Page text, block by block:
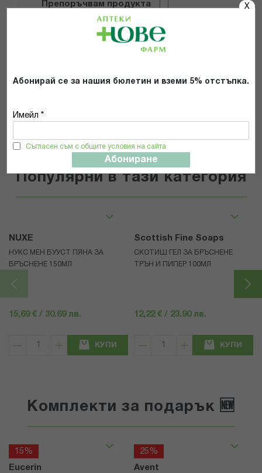
X
Абонирай се за нашия бюлетин и вземи 5% отстъпка.
Имейл *
Съгласен съм с общите условия на сайта
Абониране
Препоръчвам продукта
Прочетох и се съгласявам с
Общите условия и политиката за
Популярни в тази категория
NUXE
НУКС МЕН БУУСТ ПЯНА ЗА
БРЪСНЕНЕ 150МЛ
15,69 € / 30.69 лв.
КУПИ
Scottish Fine Soaps
СКОТИШ ГЕЛ ЗА БРЪСНЕНЕ
ТРЪН И ПИПЕР 100МЛ
12,22 € / 23.90 лв.
КУПИ
Комплекти за подарък 🆕
15%
Eucerin
25%
Avent